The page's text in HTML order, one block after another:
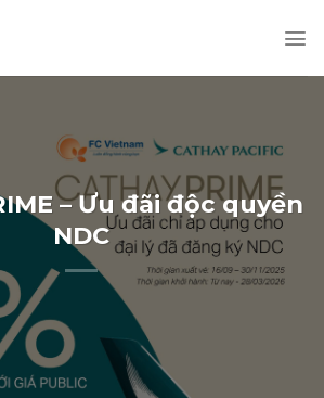
– Ưu đãi độc quyền
NDC